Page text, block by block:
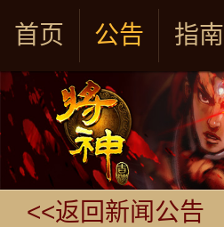
首页 公告 指南
<<返回新闻公告